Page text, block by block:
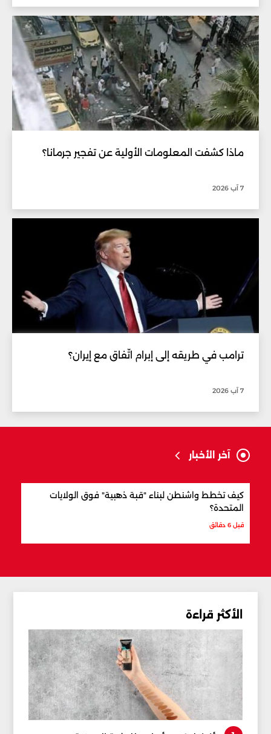
ماذا كشفت المعلومات الأولية عن تفجير جرمانا؟
7 آب 2026
ترامب في طريقه إلى إبرام اتّفاق مع إيران؟
7 آب 2026
آخر الأخبار
كيف تخطط واشنطن لبناء "قبة ذهبية" فوق الولايات
المتحدة؟
قبل 6 دقائق
الأكثر قراءة